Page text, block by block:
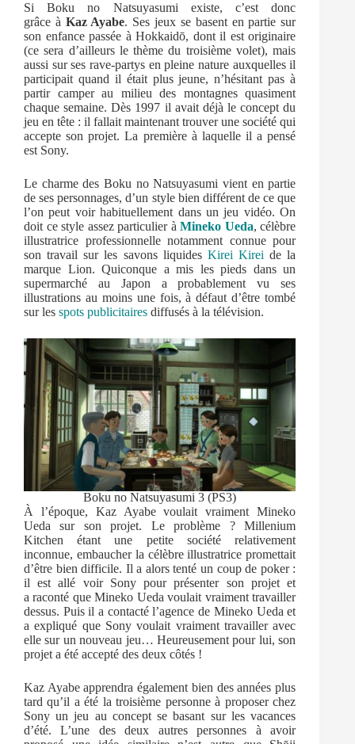
Si Boku no Natsuyasumi existe, c’est donc
grâce à Kaz Ayabe. Ses jeux se basent en partie sur
son enfance passée à Hokkaidō, dont il est originaire
(ce sera d’ailleurs le thème du troisième volet), mais
aussi sur ses rave-partys en pleine nature auxquelles il
participait quand il était plus jeune, n’hésitant pas à
partir camper au milieu des montagnes quasiment
chaque semaine. Dès 1997 il avait déjà le concept du
jeu en tête : il fallait maintenant trouver une société qui
accepte son projet. La première à laquelle il a pensé
est Sony.
Le charme des Boku no Natsuyasumi vient en partie
de ses personnages, d’un style bien différent de ce que
l’on peut voir habituellement dans un jeu vidéo. On
doit ce style assez particulier àMineko Ueda, célèbre
illustratrice professionnelle notamment connue pour
son travail sur les savons liquides Kirei Kireide la
marque Lion. Quiconque a mis les pieds dans un
supermarché au Japon a probablement vu ses
illustrations au moins une fois, à défaut d’être tombé
sur les spots publicitaires diffusés à la télévision.
Boku no Natsuyasumi 3 (PS3)
À l’époque, Kaz Ayabe voulait vraiment Mineko
Ueda sur son projet. Le problème ? Millenium
Kitchen étant une petite société relativement
inconnue, embaucher la célèbre illustratrice promettait
d’être bien difficile. Il a alors tenté un coup de poker :
il est allé voir Sony pour présenter son projet et
a raconté que Mineko Ueda voulait vraiment travailler
dessus. Puis il a contacté l’agence de Mineko Ueda et
a expliqué que Sony voulait vraiment travailler avec
elle sur un nouveau jeu… Heureusement pour lui, son
projet a été accepté des deux côtés !
Kaz Ayabe apprendra également bien des années plus
tard qu’il a été la troisième personne à proposer chez
Sony un jeu au concept se basant sur les vacances
d’été. L’une des deux autres personnes à avoir